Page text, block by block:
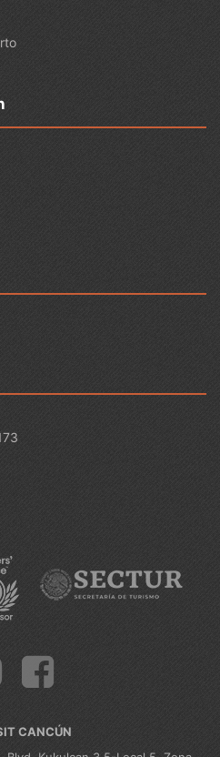
CANCÚN